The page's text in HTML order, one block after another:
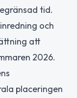
tid.
och
att
2026.
placeringen